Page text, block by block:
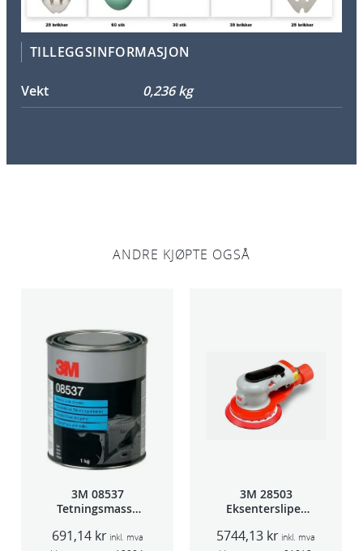
m
e
d
i
s
TILLEGGSINFORMASJON
Vekt 0,236 kg
ANDRE KJØPTE OGSÅ
3M 08537
Tetningsmasse
691,14 kr inkl. mva
3M 28503
Eksentersliper
5mm slag
5744,13 kr inkl. mva